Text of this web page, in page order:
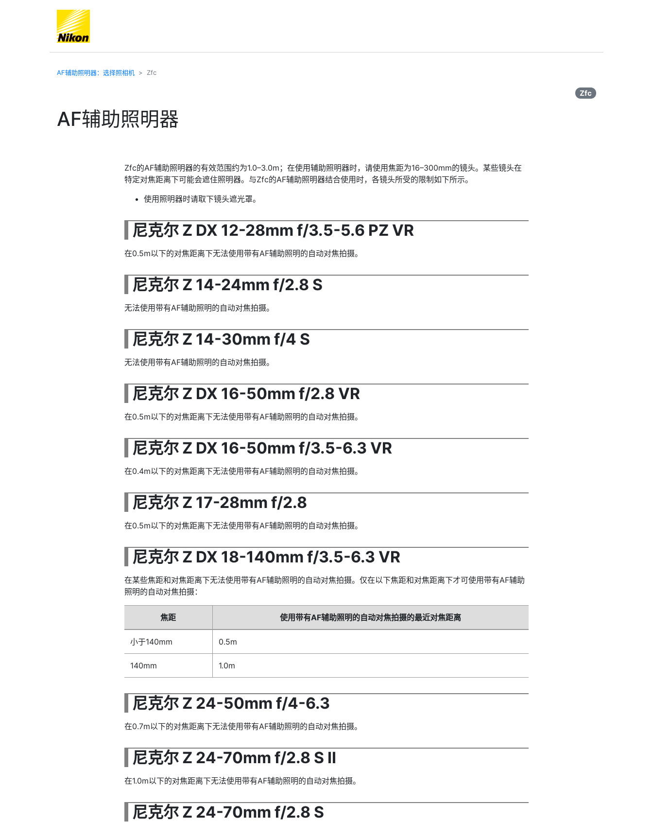
AF辅助照明器：选择照相机 Zfc
Zfc
AF辅助照明器
Zfc的AF辅助照明器的有效范围约为1.0–3.0m；在使用辅助照明器时，请使用焦距为16–300mm的镜头。某些镜头在
特定对焦距离下可能会遮住照明器。与Zfc的AF辅助照明器结合使用时，各镜头所受的限制如下所示。
使用照明器时请取下镜头遮光罩。
尼克尔 Z DX 12-28mm f/3.5-5.6 PZ VR
在0.5m以下的对焦距离下无法使用带有AF辅助照明的自动对焦拍摄。
尼克尔 Z 14-24mm f/2.8 S
无法使用带有AF辅助照明的自动对焦拍摄。
尼克尔 Z 14-30mm f/4 S
无法使用带有AF辅助照明的自动对焦拍摄。
尼克尔 Z DX 16-50mm f/2.8 VR
在0.5m以下的对焦距离下无法使用带有AF辅助照明的自动对焦拍摄。
尼克尔 Z DX 16-50mm f/3.5-6.3 VR
在0.4m以下的对焦距离下无法使用带有AF辅助照明的自动对焦拍摄。
尼克尔 Z 17-28mm f/2.8
在0.5m以下的对焦距离下无法使用带有AF辅助照明的自动对焦拍摄。
尼克尔 Z DX 18-140mm f/3.5-6.3 VR
在某些焦距和对焦距离下无法使用带有AF辅助照明的自动对焦拍摄。仅在以下焦距和对焦距离下才可使用带有AF辅助
照明的自动对焦拍摄：
焦距 使用带有AF辅助照明的自动对焦拍摄的最近对焦距离
小于140mm 0.5m
140mm 1.0m
尼克尔 Z 24-50mm f/4-6.3
在0.7m以下的对焦距离下无法使用带有AF辅助照明的自动对焦拍摄。
尼克尔 Z 24-70mm f/2.8 S II
在1.0m以下的对焦距离下无法使用带有AF辅助照明的自动对焦拍摄。
尼克尔 Z 24-70mm f/2.8 S